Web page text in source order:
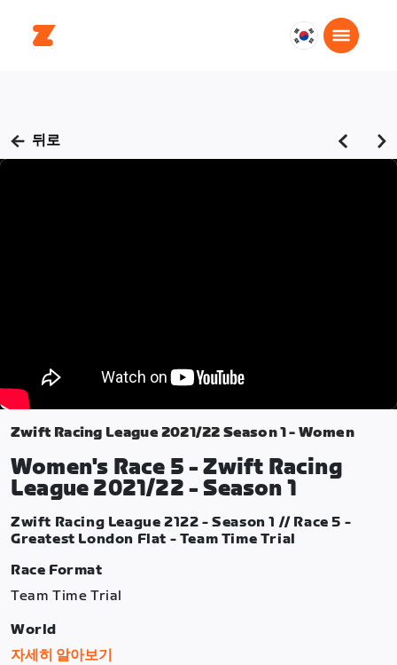
대
뒤로
Zwift Racing League 2021/22 Season 1 - Women
Women's Race 5 - Zwift Racing
League 2021/22 - Season 1
Zwift Racing League 2122 - Season 1 // Race 5 -
Greatest London Flat - Team Time Trial
Race Format
Team Time Trial
World
London
자세히 알아보기